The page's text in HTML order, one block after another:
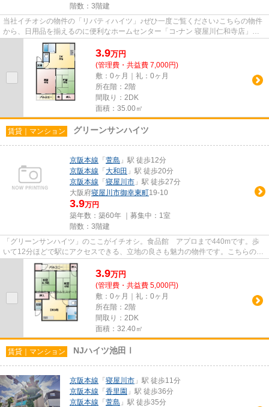
階数：3階建
当社イチオシの物件の「リバティハイツ」♪ぜひ一度ご覧ください♪こちらの物件
から、日用品を揃えるのに便利なホームセンター「コ-ナン 寝屋川仁和寺店」ま
で249mです♪こちらの物件はマ...
3.9万円
(管理費・共益費 7,000円)
敷：0ヶ月｜礼：0ヶ月
所在階：2階
間取り：2DK
面積：35.00㎡
賃貸｜マンション グリーンサンハイツ
京阪本線 「 萱島 」駅 徒歩12分
京阪本線 「 大和田 」駅 徒歩20分
京阪本線 「 寝屋川市 」駅 徒歩27分
大阪府寝屋川市御幸東町19-10
3.9万円
築年数：築60年 ｜募集中： 1室
階数：3階建
「グリーンサンハイツ」のここがイチオシ。食品館 アプロまで440mです。歩
いて12分ほどで駅にアクセスできる、立地の良さも魅力の物件です。こちらの物
件はマンションです。賃貸物件...
3.9万円
(管理費・共益費 5,000円)
敷：0ヶ月｜礼：0ヶ月
所在階：2階
間取り：2DK
面積：32.40㎡
賃貸｜マンション NJハイツ池田Ⅰ
京阪本線 「 寝屋川市 」駅 徒歩11分
京阪本線 「 香里園 」駅 徒歩36分
京阪本線 「 萱島 」駅 徒歩35分